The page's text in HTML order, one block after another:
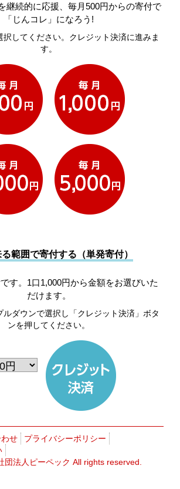
継続的に応援、毎月500円からの寄付で
「じんコレ」になろう!
択してください。クレジット決済に進みま
す。
範囲で寄付する（単発寄付）
す。1口1,000円から金額をお選びいた
だけます。
ルダウンで選択し「クレジット決済」ボタ
ンを押してください。
せ
プライバシーポリシー
団法人ピーペック All rights reserved.